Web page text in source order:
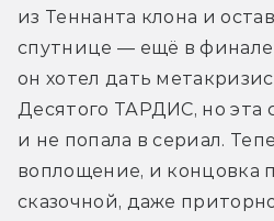
из Теннанта клона и
спутнице — ещё в финале
он хотел дать
Десятого ТАРДИС, но эта
и не попала в сериал.
воплощение, и концовка
сказочной, даже